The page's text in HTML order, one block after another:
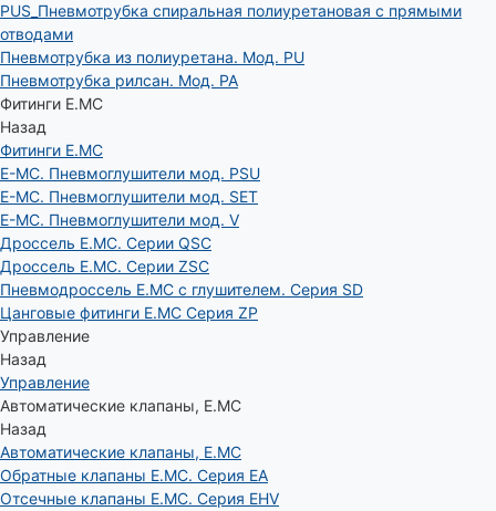
PUS_Пневмотрубка спиральная полиуретановая с прямыми
отводами
Пневмотрубка из полиуретана. Мод. РU
Пневмотрубка рилсан. Мод. PA
Фитинги E.MC
Назад
Фитинги E.MC
E-MC. Пневмоглушители мод. PSU
E-MC. Пневмоглушители мод. SET
E-MC. Пневмоглушители мод. V
Дроссель E.MC. Серии QSC
Дроссель E.MC. Серии ZSC
Пневмодроссель E.MC с глушителем. Серия SD
Цанговые фитинги E.MC Серия ZP
Управление
Назад
Управление
Автоматические клапаны, Е.МС
Назад
Автоматические клапаны, Е.МС
Обратные клапаны E.MC. Серия EA
Отсечные клапаны E.MC. Серия EHV